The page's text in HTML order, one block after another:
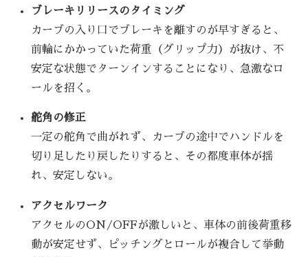
ブレーキリリースのタイミング
カーブの入り口でブレーキを離すのが早すぎると、
前輪にかかっていた荷重（グリップ力）が抜け、不
安定な状態でターンインすることになり、急激なロ
ールを招く。
舵角の修正
一定の舵角で曲がれず、カーブの途中でハンドルを
切り足したり戻したりすると、その都度車体が揺
れ、安定しない。
アクセルワーク
アクセルのON/OFFが激しいと、車体の前後荷重移
動が安定せず、ピッチングとロールが複合して挙動